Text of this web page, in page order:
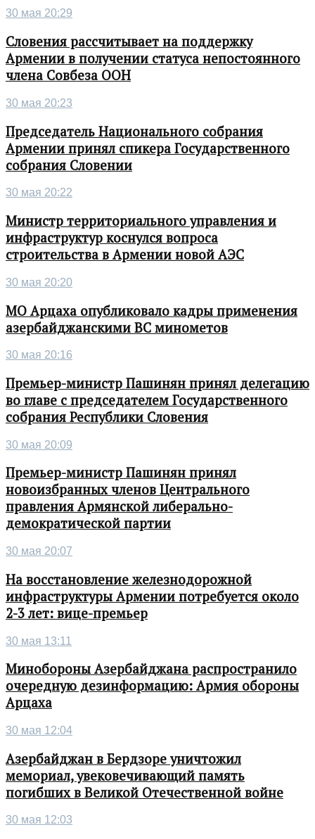
30 мая 20:29
Словения рассчитывает на поддержку
Армении в получении статуса непостоянного
члена Совбеза ООН
30 мая 20:23
Председатель Национального собрания
Армении принял спикера Государственного
собрания Словении
30 мая 20:22
Министр территориального управления и
инфраструктур коснулся вопроса
строительства в Армении новой АЭС
30 мая 20:20
МО Арцаха опубликовало кадры применения
азербайджанскими ВС минометов
30 мая 20:16
Премьер-министр Пашинян принял делегацию
во главе с председателем Государственного
собрания Республики Словения
30 мая 20:09
Премьер-министр Пашинян принял
новоизбранных членов Центрального
правления Армянской либерально-
демократической партии
30 мая 20:07
На восстановление железнодорожной
инфраструктуры Армении потребуется около
2-3 лет: вице-премьер
30 мая 13:11
Минобороны Азербайджана распространило
очередную дезинформацию: Армия обороны
Арцаха
30 мая 12:04
Азербайджан в Бердзоре уничтожил
мемориал, увековечивающий память
погибших в Великой Отечественной войне
30 мая 12:03